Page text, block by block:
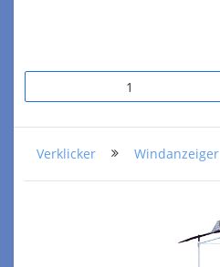
Verklicker Windanzeiger